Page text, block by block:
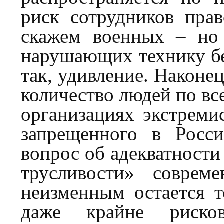
риск сотрудников
скажем военных – но
нарушающих технику
так, удивление.
количество людей по
организациях
запрещенного в
вопрос об
трусливости»
неизменным остается
даже крайне